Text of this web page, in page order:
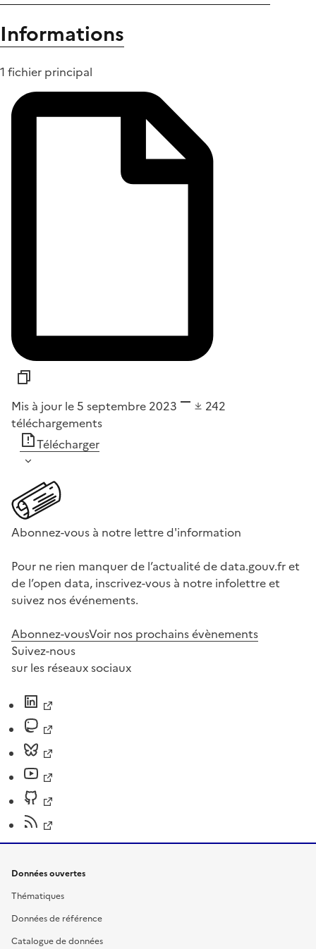
Informations
1 fichier principal
Mis à jour le 5 septembre 2023
242
téléchargements
Télécharger
Abonnez-vous à notre lettre d'information
Pour ne rien manquer de l’actualité de data.gouv.fr et
de l’open data, inscrivez-vous à notre infolettre et
suivez nos événements.
Abonnez-vousVoir nos prochains évènements
Suivez-nous
sur les réseaux sociaux
Données ouvertes
Thématiques
Données de référence
Catalogue de données